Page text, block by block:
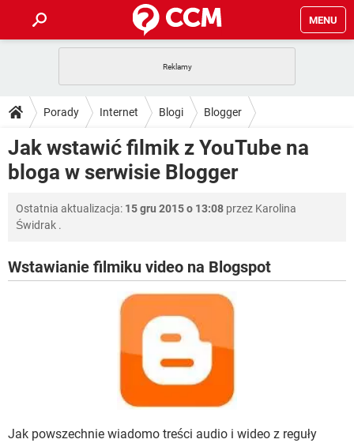
MENU
GRY WHATSAPP
SPOTIFY NETFLIX
INSTAGRAM FACEBOOK
PORADY
PlayStation TIKTOK
GRY WHATSAPP
SPOTIFY NETFLIX
INSTAGRAM FACEBOOK
DO POBRANIA
ANDROID TIKTOK
IOS
WINDOWS 10
FORUM
COVID-19 TIKTOK
SPOTIFY NETFLIX
FACEBOOK
ARTYKUŁY
GRY WHATSAPP
FACEBOOK
Porady Internet Blogi Blogger
Jak wstawić filmik z YouTube na
bloga w serwisie Blogger
Ostatnia aktualizacja: 15 gru 2015 o 13:08 przez Karolina
Świdrak .
Wstawianie filmiku video na Blogspot
Jak powszechnie wiadomo treści audio i wideo z reguły